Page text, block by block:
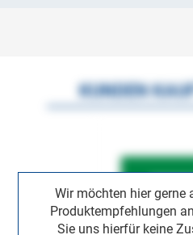
Wir möchten hier gerne
Produktempfehlungen
Sie uns hierfür keine
KUNDEN